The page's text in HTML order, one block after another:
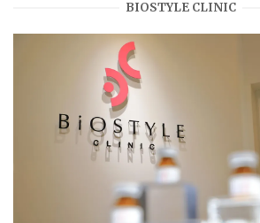
BIOSTYLE CLINIC